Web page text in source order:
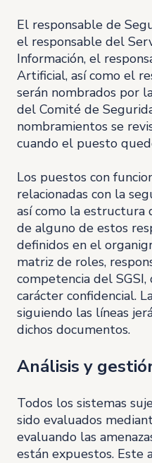
El responsable de
el responsable del
Información, el
Artificial, así como el
serán nombrados por
del Comité de
nombramientos se
cuando el puesto
Los puestos con
relacionadas con la
así como la estructura
de alguno de estos
definidos en el
matriz de roles,
competencia del
carácter confidencial.
siguiendo las líneas
dichos documentos.
Análisis y
Todos los sistemas
sido evaluados
evaluando las
están expuestos. Este